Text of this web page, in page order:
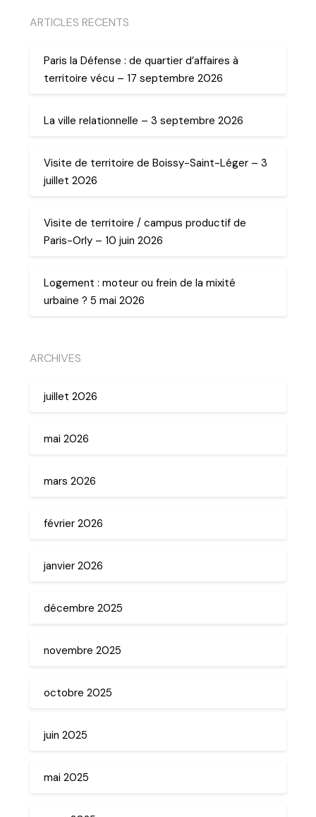
ARTICLES RECENTS
Paris la Défense : de quartier d’affaires à
territoire vécu – 17 septembre 2026
La ville relationnelle – 3 septembre 2026
Visite de territoire de Boissy-Saint-Léger – 3
juillet 2026
Visite de territoire / campus productif de
Paris-Orly – 10 juin 2026
Logement : moteur ou frein de la mixité
urbaine ? 5 mai 2026
ARCHIVES
juillet 2026
mai 2026
mars 2026
février 2026
janvier 2026
décembre 2025
novembre 2025
octobre 2025
juin 2025
mai 2025